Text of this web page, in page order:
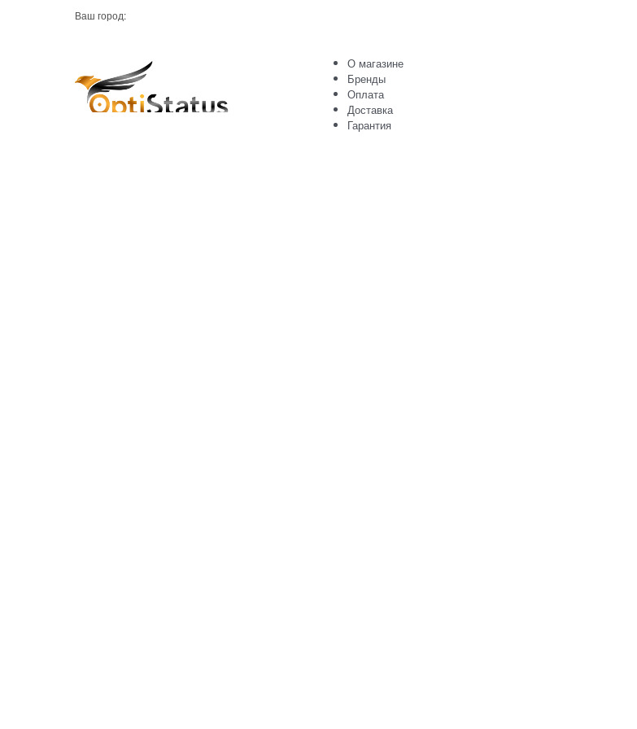
Ваш город:
О магазине
Бренды
Оплата
Доставка
Гарантия